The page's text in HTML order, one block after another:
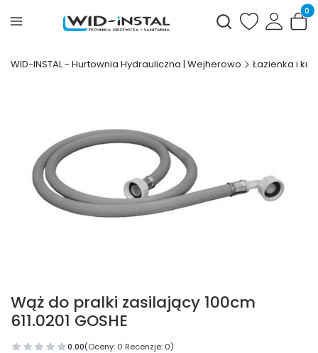
Otwórz
WID-INSTAL - Hurtownia Hydrauliczna | Wejherowo Łazienka i
Wąż do pralki zasilający 100cm
611.0201 GOSHE
0.00(Oceny: 0 Recenzje: 0)